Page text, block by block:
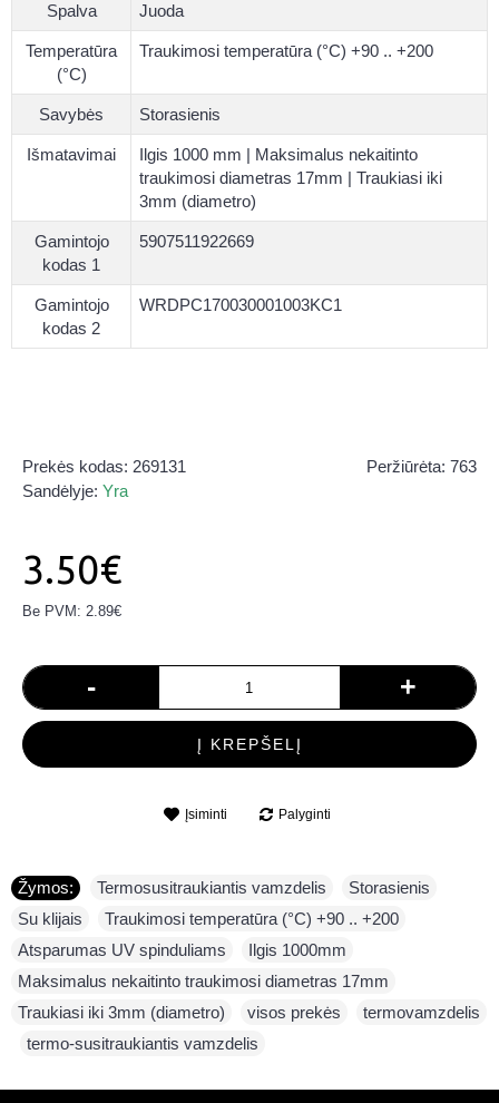
Spalva Juoda
Temperatūra
(°C)
Traukimosi temperatūra (°C) +90 .. +200
Savybės Storasienis
Išmatavimai
Ilgis 1000 mm | Maksimalus nekaitinto
traukimosi diametras 17mm | Traukiasi iki
3mm (diametro)
Gamintojo
kodas 1
5907511922669
Gamintojo
kodas 2
WRDPC170030001003KC1
Peržiūrėta: 763
Prekės kodas: 269131
Sandėlyje: Yra
3.50€
Be PVM: 2.89€
- +
Į KREPŠELĮ
Įsiminti Palyginti
Žymos: Termosusitraukiantis vamzdelis Storasienis
Su klijais
Traukimosi temperatūra (°C) +90 .. +200
Atsparumas UV spinduliams
Ilgis 1000mm
Maksimalus nekaitinto traukimosi diametras 17mm
Traukiasi iki 3mm (diametro)
visos prekės
termovamzdelis
termo-susitraukiantis vamzdelis